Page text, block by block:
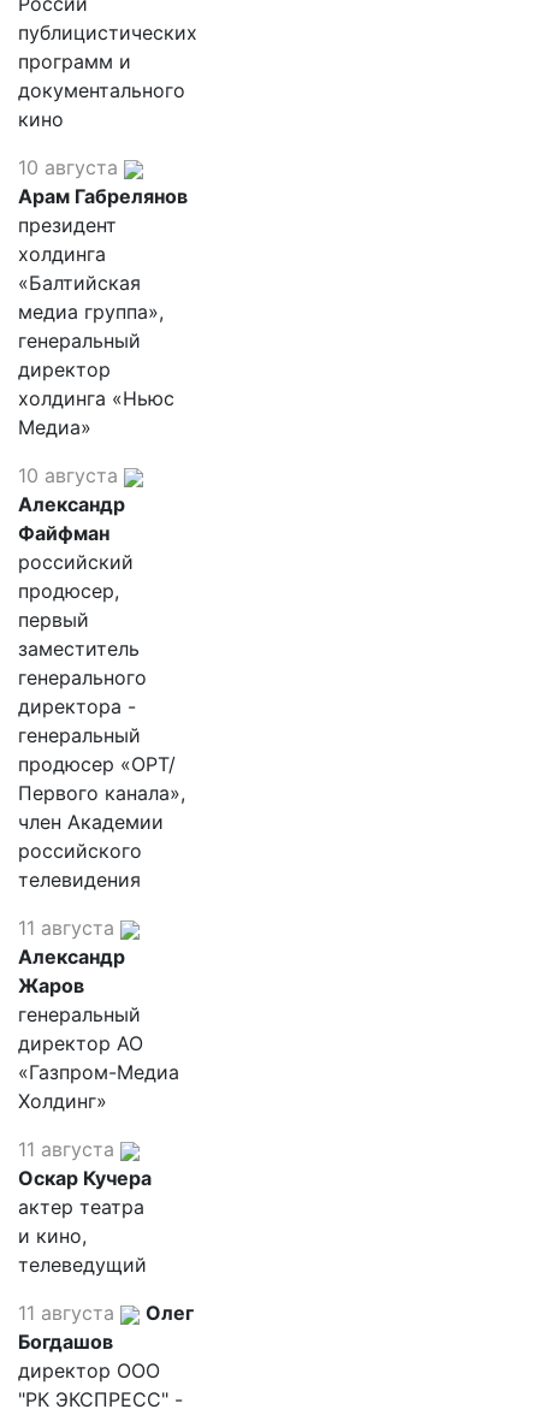
публицистических
программ и
документального
кино
10 августа
Арам Габрелянов
президент
холдинга
«Балтийская
медиа группа»,
генеральный
директор
холдинга «Ньюс
Медиа»
10 августа
Александр
Файфман
российский
продюсер,
первый
заместитель
генерального
директора -
генеральный
продюсер «ОРТ/
Первого канала»,
член Академии
российского
телевидения
11 августа
Александр
Жаров
генеральный
директор АО
«Газпром-Медиа
Холдинг»
11 августа
Оскар Кучера
актер театра
и кино,
телеведущий
11 августа
Олег
Богдашов
директор ООО
"РК ЭКСПРЕСС" -